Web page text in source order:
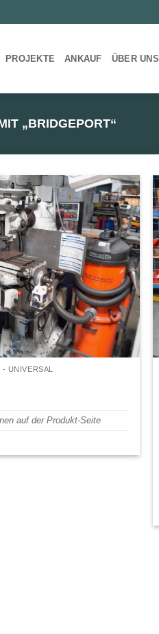
PROJEKTE ANKAUF ÜBER UNS
„BRIDGEPORT“
UNIVERSAL
auf der Produkt-Seite